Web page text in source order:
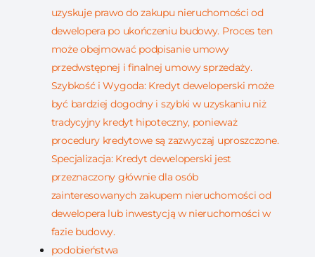
uzyskuje prawo do zakupu nieruchomości od
dewelopera po ukończeniu budowy. Proces ten
może obejmować podpisanie umowy
przedwstępnej i finalnej umowy sprzedaży.
Szybkość i Wygoda: Kredyt deweloperski może
być bardziej dogodny i szybki w uzyskaniu niż
tradycyjny kredyt hipoteczny, ponieważ
procedury kredytowe są zazwyczaj uproszczone.
Specjalizacja: Kredyt deweloperski jest
przeznaczony głównie dla osób
zainteresowanych zakupem nieruchomości od
dewelopera lub inwestycją w nieruchomości w
fazie budowy.
podobieństwa